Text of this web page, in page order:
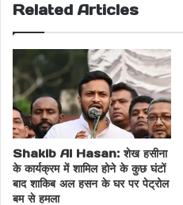
Related Articles
Shakib Al Hasan: शेख हसीना
के कार्यक्रम में शामिल होने के कुछ घंटों
बाद शाकिब अल हसन के घर पर पेट्रोल
बम से हमला